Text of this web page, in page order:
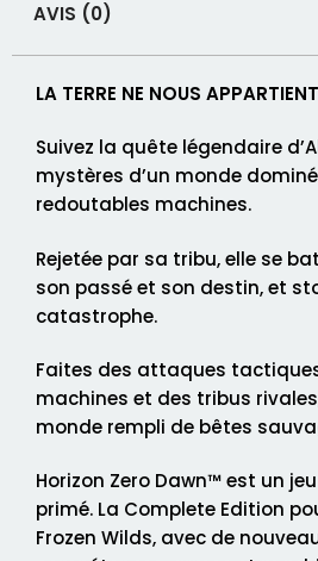
AVIS (0)
LA TERRE NE NOUS
Suivez la quête légendaire
mystères d’un monde
redoutables machines.
Rejetée par sa tribu, elle se
son passé et son destin, et
catastrophe.
Faites des attaques
machines et des tribus
monde rempli de bêtes
Horizon Zero Dawn™ est un
primé. La Complete Edition
Frozen Wilds, avec de